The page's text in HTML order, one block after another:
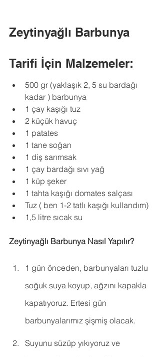
Zeytinyağlı Barbunya
Tarifi İçin Malzemeler:
500 gr (yaklaşık 2, 5 su bardağı
kadar ) barbunya
1 çay kaşığı tuz
2 küçük havuç
1 patates
1 tane soğan
1 diş sarımsak
1 çay bardağı sıvı yağ
1 küp şeker
1 tahta kaşığı domates salçası
Tuz ( ben 1-2 tatlı kaşığı kullandım)
1,5 litre sıcak su
Zeytinyağlı Barbunya Nasıl Yapılır?
1 gün önceden, barbunyaları tuzlu
soğuk suya koyup, ağzını kapakla
kapatıyoruz. Ertesi gün
barbunyalarımız şişmiş olacak.
Suyunu süzüp yıkıyoruz ve